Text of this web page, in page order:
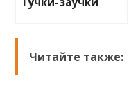
Читайте также: